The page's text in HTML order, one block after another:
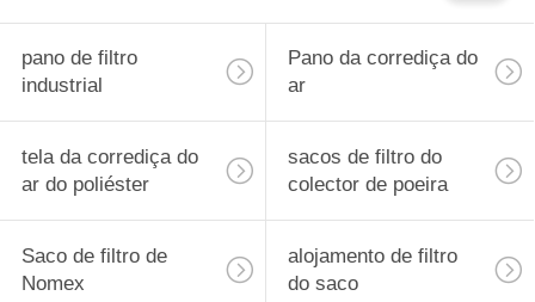
pano de filtro
industrial
Pano da corrediça do
ar
tela da corrediça do
ar do poliéster
sacos de filtro do
colector de poeira
Saco de filtro de
Nomex
alojamento de filtro
do saco